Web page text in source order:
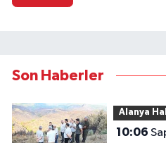
Son Haberler
Alanya
10:06